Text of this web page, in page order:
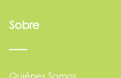
Sobre